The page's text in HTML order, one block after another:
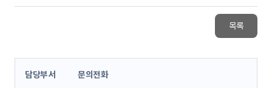
목록
콘
담당부서 문의전화